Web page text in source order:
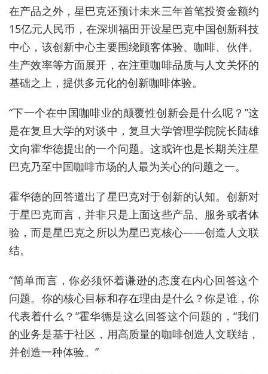
在产品之外，星巴克还预计未来三年首笔投资金额约
15亿元人民币，在深圳福田开设星巴克中国创新科技
中心，该创新中心主要围绕顾客体验、咖啡、伙伴、
生产效率等方面展开，在注重咖啡品质与人文关怀的
基础之上，提供多元化的创新咖啡体验。
“下一个在中国咖啡业的颠覆性创新会是什么呢？”这
是在复旦大学的对谈中，复旦大学管理学院院长陆雄
文向霍华德提出的一个问题。这或许也是长期关注星
巴克乃至中国咖啡市场的人最为关心的问题之一。
霍华德的回答道出了星巴克对于创新的认知。创新对
于星巴克而言，并非只是上面这些产品、服务或者体
验，而是星巴克之所以为星巴克核心——创造人文联
结。
“简单而言，你必须怀着谦逊的态度在内心回答这个
问题。你的核心目标和存在理由是什么？你是谁，你
代表着什么？”霍华德是这么回答这个问题的，“我们
的业务是基于社区，用高质量的咖啡创造人文联结，
并创造一种体验。”